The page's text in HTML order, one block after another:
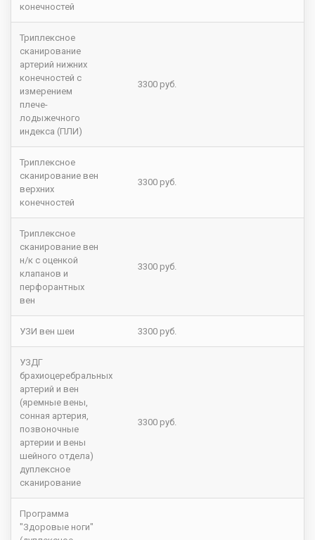
конечностей
Триплексное
сканирование
артерий нижних
конечностей с
измерением
плече-
лодыжечного
индекса (ПЛИ)
3300 руб.
Триплексное
сканирование вен
верхних
конечностей
3300 руб.
Триплексное
сканирование вен
н/к с оценкой
клапанов и
перфорантных
вен
3300 руб.
УЗИ вен шеи 3300 руб.
УЗДГ
брахиоцеребральных
артерий и вен
(яремные вены,
сонная артерия,
позвоночные
артерии и вены
шейного отдела)
дуплексное
сканирование
3300 руб.
Программа
"Здоровые ноги"